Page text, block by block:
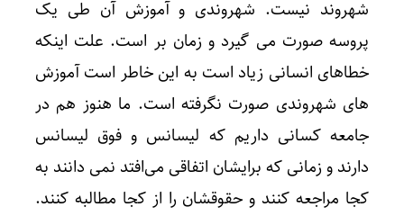
شهروند نیست. شهروندی و آموزش آن طی یک
پروسه صورت می گیرد و زمان بر است. علت اینکه
خطاهای انسانی زیاد است به این خاطر است آموزش
های شهروندی صورت نگرفته است. ما هنوز هم در
جامعه کسانی داریم که لیسانس و فوق لیسانس
دارند و زمانی که برایشان اتفاقی می‌‌افتد نمی دانند به
کجا مراجعه کنند و حقوقشان را از کجا مطالبه کنند.